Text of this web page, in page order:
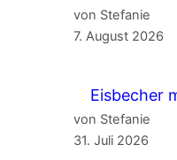
von Stefanie
7. August 2026
Eisbecher
von Stefanie
31. Juli 2026